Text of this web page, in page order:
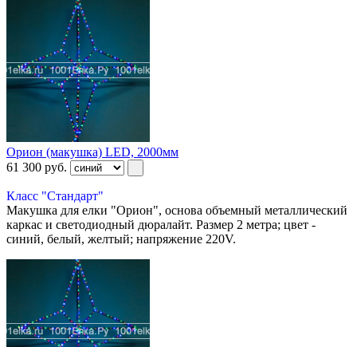
Орион (макушка) LED, 2000мм
61 300 руб.
Класс "Стандарт"
Макушка для елки "Орион", основа объемный металлический
каркас и светодиодный дюралайт. Размер 2 метра; цвет -
синий, белый, желтый; напряжение 220V.